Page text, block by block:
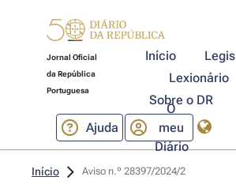
Jornal Oficial
da República
Portuguesa
Início
Lexionário
Sobre o DR
Ajuda
O
meu
Diário
Início Aviso n.º 28397/2024/2